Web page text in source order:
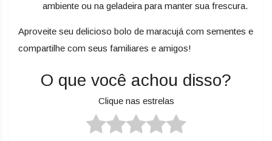
ambiente ou na geladeira para manter sua frescura.
Aproveite seu delicioso bolo de maracujá com sementes e
compartilhe com seus familiares e amigos!
O que você achou disso?
Clique nas estrelas